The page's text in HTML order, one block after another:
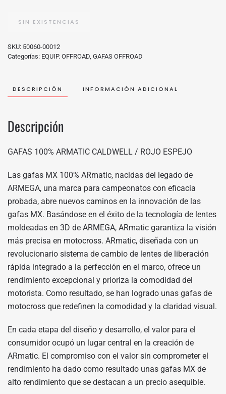
SIN EXISTENCIAS
SKU: 50060-00012
Categorías: EQUIP. OFFROAD, GAFAS OFFROAD
DESCRIPCIÓN INFORMACIÓN ADICIONAL
Descripción
GAFAS 100% ARMATIC CALDWELL / ROJO ESPEJO
Las gafas MX 100% ARmatic, nacidas del legado de
ARMEGA, una marca para campeonatos con eficacia
probada, abre nuevos caminos en la innovación de las
gafas MX. Basándose en el éxito de la tecnología de lentes
moldeadas en 3D de ARMEGA, ARmatic garantiza la visión
más precisa en motocross. ARmatic, diseñada con un
revolucionario sistema de cambio de lentes de liberación
rápida integrado a la perfección en el marco, ofrece un
rendimiento excepcional y prioriza la comodidad del
motorista. Como resultado, se han logrado unas gafas de
motocross que redefinen la comodidad y la claridad visual.
En cada etapa del diseño y desarrollo, el valor para el
consumidor ocupó un lugar central en la creación de
ARmatic. El compromiso con el valor sin comprometer el
rendimiento ha dado como resultado unas gafas MX de
alto rendimiento que se destacan a un precio asequible.